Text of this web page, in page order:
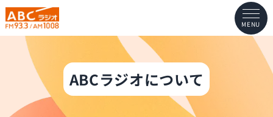
MENU
ABCラジオについて